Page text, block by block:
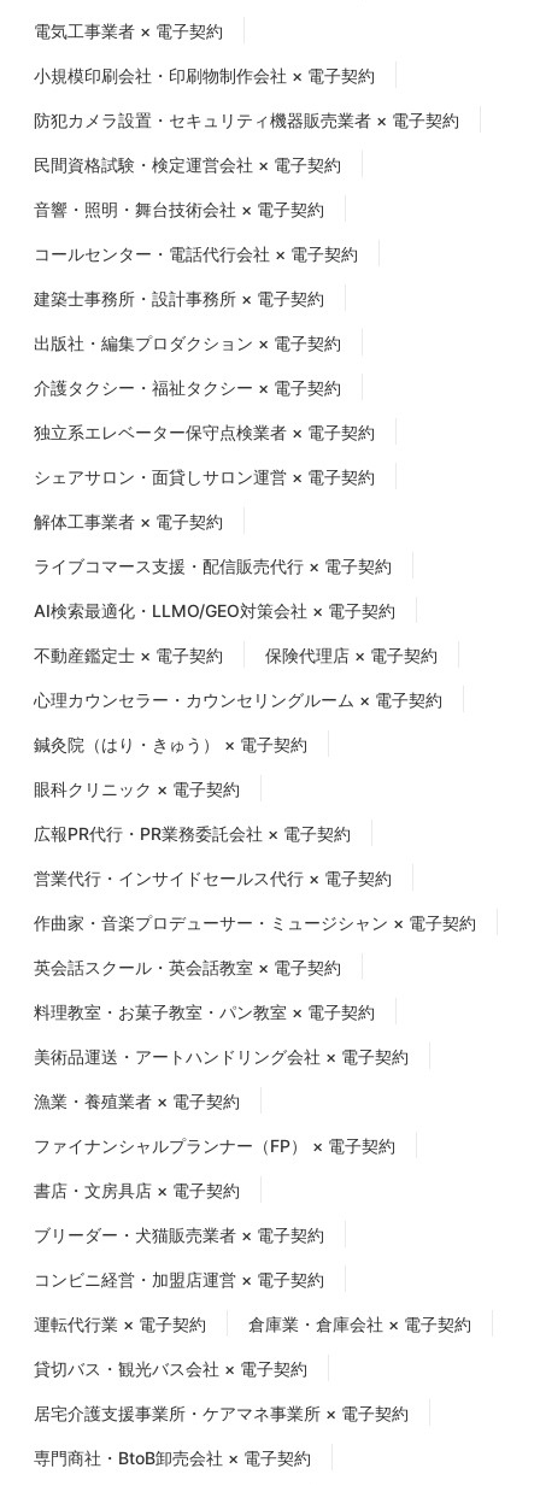
電気工事業者 × 電子契約
小規模印刷会社・印刷物制作会社 × 電子契約
防犯カメラ設置・セキュリティ機器販売業者 × 電子契約
民間資格試験・検定運営会社 × 電子契約
音響・照明・舞台技術会社 × 電子契約
コールセンター・電話代行会社 × 電子契約
建築士事務所・設計事務所 × 電子契約
出版社・編集プロダクション × 電子契約
介護タクシー・福祉タクシー × 電子契約
独立系エレベーター保守点検業者 × 電子契約
シェアサロン・面貸しサロン運営 × 電子契約
解体工事業者 × 電子契約
ライブコマース支援・配信販売代行 × 電子契約
AI検索最適化・LLMO/GEO対策会社 × 電子契約
不動産鑑定士 × 電子契約 保険代理店 × 電子契約
心理カウンセラー・カウンセリングルーム × 電子契約
鍼灸院（はり・きゅう） × 電子契約
眼科クリニック × 電子契約
広報PR代行・PR業務委託会社 × 電子契約
営業代行・インサイドセールス代行 × 電子契約
作曲家・音楽プロデューサー・ミュージシャン × 電子契約
英会話スクール・英会話教室 × 電子契約
料理教室・お菓子教室・パン教室 × 電子契約
美術品運送・アートハンドリング会社 × 電子契約
漁業・養殖業者 × 電子契約
ファイナンシャルプランナー（FP） × 電子契約
書店・文房具店 × 電子契約
ブリーダー・犬猫販売業者 × 電子契約
コンビニ経営・加盟店運営 × 電子契約
運転代行業 × 電子契約 倉庫業・倉庫会社 × 電子契約
貸切バス・観光バス会社 × 電子契約
居宅介護支援事業所・ケアマネ事業所 × 電子契約
専門商社・BtoB卸売会社 × 電子契約